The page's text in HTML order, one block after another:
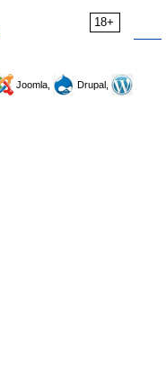
18+
Joomla,
Drupal,